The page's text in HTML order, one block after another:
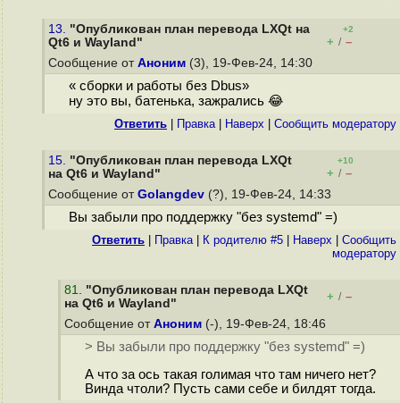
13. "Опубликован план перевода LXQt на
Qt6 и Wayland"
+2
+ / –
Сообщение от Аноним (3), 19-Фев-24, 14:30
« сборки и работы без Dbus»
ну это вы, батенька, зажрались 😂
Ответить Правка| Наверх Cообщить модератору
15. "Опубликован план перевода LXQt
на Qt6 и Wayland"
+10
+ / –
Сообщение от Golangdev (?), 19-Фев-24, 14:33
Вы забыли про поддержку "без systemd" =)
Ответить Правка| К родителю #5 Наверх
Cообщить
модератору
81. "Опубликован план перевода LXQt
на Qt6 и Wayland"
+ / –
Сообщение от Аноним (-), 19-Фев-24, 18:46
> Вы забыли про поддержку "без systemd" =)
А что за ось такая голимая что там ничего нет?
Винда чтоли? Пусть сами себе и билдят тогда.